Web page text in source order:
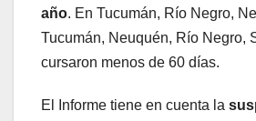
año. En Tucumán, Río Negro,
Tucumán, Neuquén, Río Negro,
cursaron menos de 60 días.
El Informe tiene en cuenta la